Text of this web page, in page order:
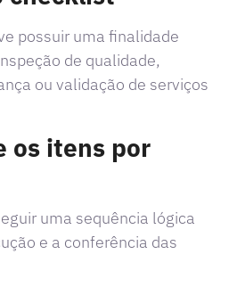
possuir uma finalidade
de qualidade,
ou validação de serviços
os itens por
uma sequência lógica
e a conferência das